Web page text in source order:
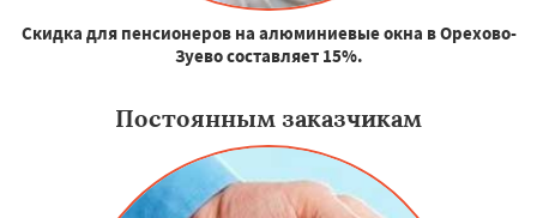
Скидка для пенсионеров на алюминиевые окна в Орехово-
Зуево составляет 15%.
Постоянным заказчикам